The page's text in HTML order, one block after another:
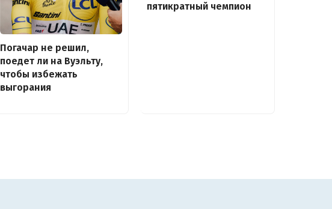
Погачар не решил,
поедет ли на Вуэльту,
чтобы избежать
выгорания
пятикратный чемпион